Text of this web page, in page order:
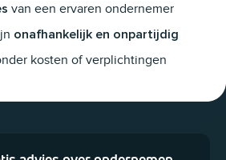
van een ervaren ondernemer
onafhankelijk en onpartijdig
kosten of verplichtingen